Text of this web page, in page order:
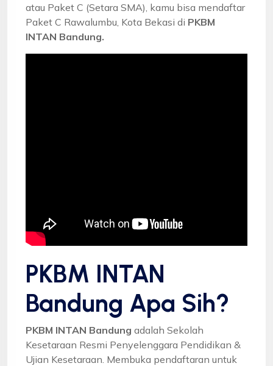
atau Paket C (Setara SMA), kamu bisa mendaftar
Paket C Rawalumbu, Kota Bekasi di PKBM
INTAN Bandung.
PKBM INTAN
Bandung Apa Sih?
PKBM INTAN Bandung adalah Sekolah
Kesetaraan Resmi Penyelenggara Pendidikan &
Ujian Kesetaraan. Membuka pendaftaran untuk